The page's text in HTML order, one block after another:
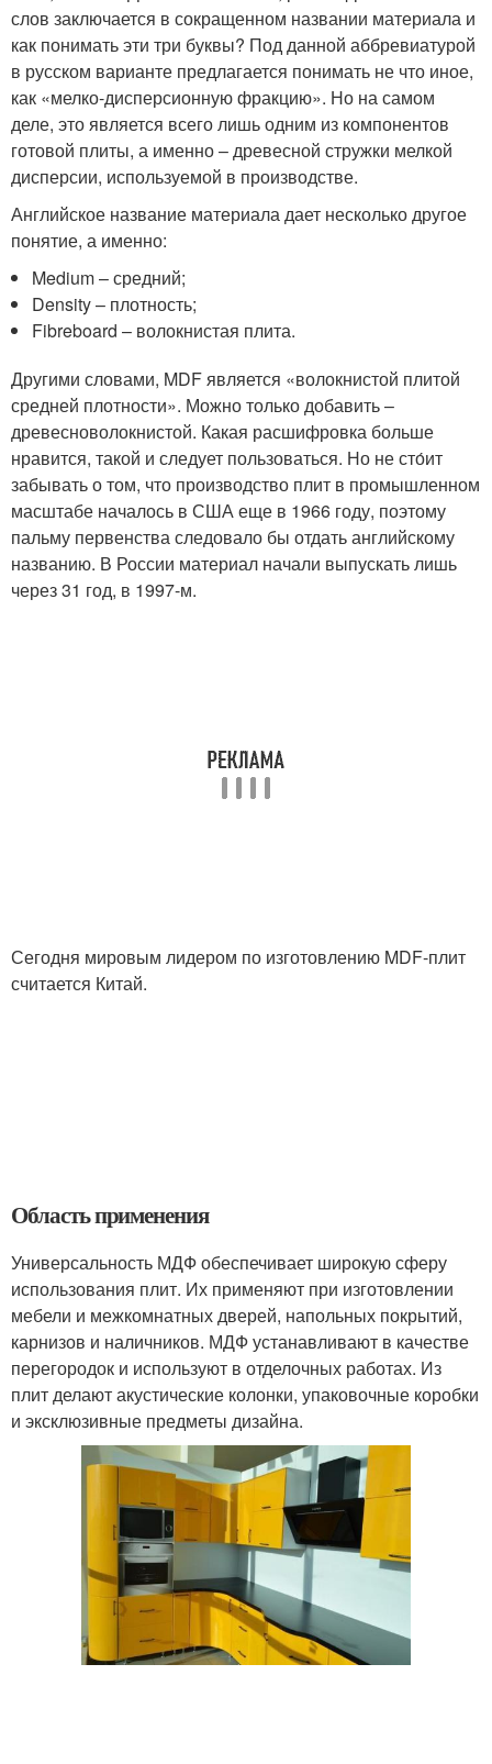
слов заключается в сокращенном названии материала и
как понимать эти три буквы? Под данной аббревиатурой
в русском варианте предлагается понимать не что иное,
как «мелко-дисперсионную фракцию». Но на самом
деле, это является всего лишь одним из компонентов
готовой плиты, а именно – древесной стружки мелкой
дисперсии, используемой в производстве.
Английское название материала дает несколько другое
понятие, а именно:
Medium – средний;
Density – плотность;
Fibreboard – волокнистая плита.
Другими словами, MDF является «волокнистой плитой
средней плотности». Можно только добавить –
древесноволокнистой. Какая расшифровка больше
нравится, такой и следует пользоваться. Но не сто́ит
забывать о том, что производство плит в промышленном
масштабе началось в США еще в 1966 году, поэтому
пальму первенства следовало бы отдать английскому
названию. В России материал начали выпускать лишь
через 31 год, в 1997-м.
Сегодня мировым лидером по изготовлению MDF-плит
считается Китай.
Область применения
Универсальность МДФ обеспечивает широкую сферу
использования плит. Их применяют при изготовлении
мебели и межкомнатных дверей, напольных покрытий,
карнизов и наличников. МДФ устанавливают в качестве
перегородок и используют в отделочных работах. Из
плит делают акустические колонки, упаковочные коробки
и эксклюзивные предметы дизайна.